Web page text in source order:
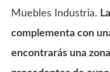
Muebles Industria.
complementa con
encontrarás una